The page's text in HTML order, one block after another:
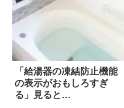
「給湯器の凍結防止機能
の表示がおもしろすぎ
る」見ると…